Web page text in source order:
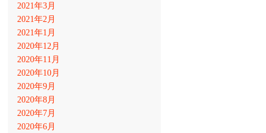
2021年3月
2021年2月
2021年1月
2020年12月
2020年11月
2020年10月
2020年9月
2020年8月
2020年7月
2020年6月